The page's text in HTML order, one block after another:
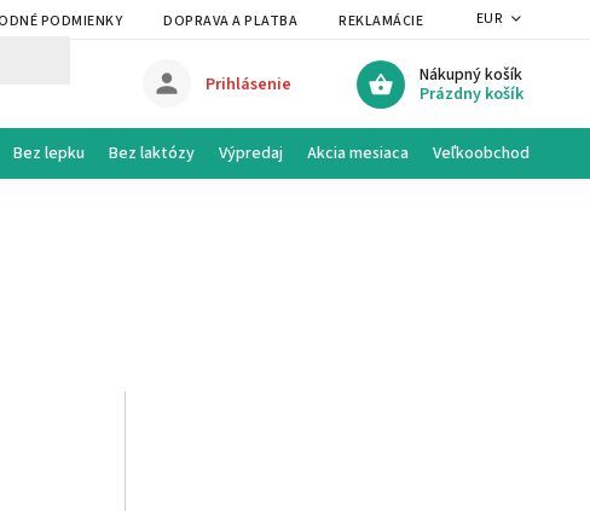
PODMIENKY DOPRAVA A PLATBA REKLAMÁCIE A VRÁTENIE
EUR
Nákupný košík
Prázdny košík
Prihlásenie
Bez lepku Bez laktózy Výpredaj Akcia mesiaca Veľkoobchod